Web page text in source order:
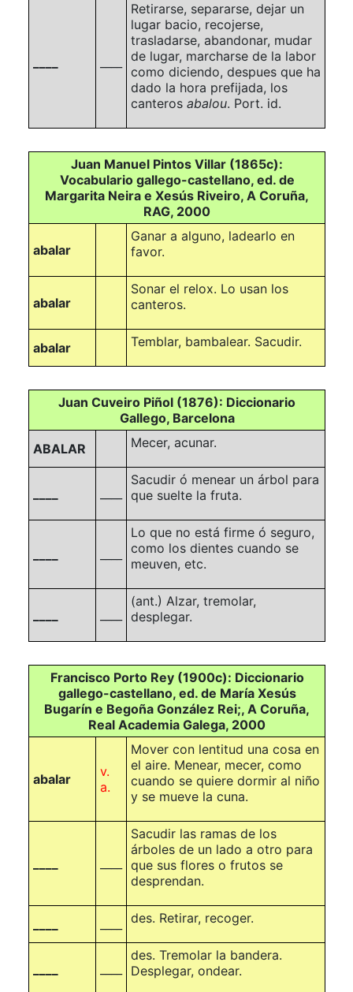
Retirarse, separarse, dejar un
lugar bacio, recojerse,
trasladarse, abandonar, mudar
de lugar, marcharse de la labor
como diciendo, despues que ha
dado la hora prefijada, los
canteros abalou. Port. id.
Juan Manuel Pintos Villar (1865c):
Vocabulario gallego-castellano, ed. de
Margarita Neira e Xesús Riveiro, A Coruña,
RAG, 2000
abalar
Ganar a alguno, ladearlo en
favor.
abalar
Sonar el relox. Lo usan los
canteros.
abalar Temblar, bambalear. Sacudir.
Juan Cuveiro Piñol (1876): Diccionario
Gallego, Barcelona
ABALAR
Mecer, acunar.
Sacudir ó menear un árbol para
que suelte la fruta.
Lo que no está firme ó seguro,
como los dientes cuando se
meuven, etc.
(ant.) Alzar, tremolar,
desplegar.
Francisco Porto Rey (1900c): Diccionario
gallego-castellano, ed. de María Xesús
Bugarín e Begoña González Rei;, A Coruña,
Real Academia Galega, 2000
abalar
v.
a.
Mover con lentitud una cosa en
el aire. Menear, mecer, como
cuando se quiere dormir al niño
y se mueve la cuna.
Sacudir las ramas de los
árboles de un lado a otro para
que sus flores o frutos se
desprendan.
des. Retirar, recoger.
des. Tremolar la bandera.
Desplegar, ondear.